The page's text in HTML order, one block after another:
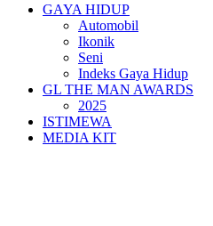
GAYA HIDUP
Automobil
Ikonik
Seni
Indeks Gaya Hidup
GL THE MAN AWARDS
2025
ISTIMEWA
MEDIA KIT